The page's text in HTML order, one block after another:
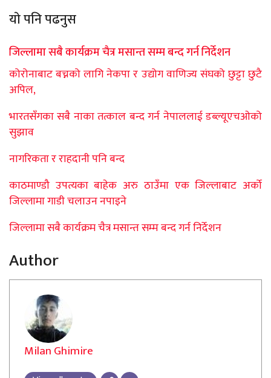
याे पनि पढनुस
जिल्लामा सबै कार्यक्रम चैत्र मसान्त सम्म बन्द गर्न निर्देशन
कोरोनाबाट बच्नको लागि नेकपा र उद्योग वाणिज्य संघको छुट्टा छुटै
अपिल,
भारतसँगका सबै नाका तत्काल बन्द गर्न नेपाललाई डब्ल्यूएचओको
सुझाव
नागरिकता र राहदानी पनि बन्द
काठमाण्डौ उपत्यका बाहेक अरु ठाउँमा एक जिल्लाबाट अर्को
जिल्लामा गाडी चलाउन नपाइने
जिल्लामा सबै कार्यक्रम चैत्र मसान्त सम्म बन्द गर्न निर्देशन
Author
Milan Ghimire